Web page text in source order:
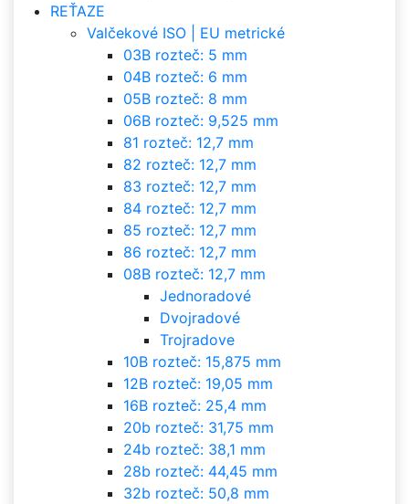
REŤAZE
Valčekové ISO | EU metrické
03B rozteč: 5 mm
04B rozteč: 6 mm
05B rozteč: 8 mm
06B rozteč: 9,525 mm
81 rozteč: 12,7 mm
82 rozteč: 12,7 mm
83 rozteč: 12,7 mm
84 rozteč: 12,7 mm
85 rozteč: 12,7 mm
86 rozteč: 12,7 mm
08B rozteč: 12,7 mm
Jednoradové
Dvojradové
Trojradove
10B rozteč: 15,875 mm
12B rozteč: 19,05 mm
16B rozteč: 25,4 mm
20b rozteč: 31,75 mm
24b rozteč: 38,1 mm
28b rozteč: 44,45 mm
32b rozteč: 50,8 mm